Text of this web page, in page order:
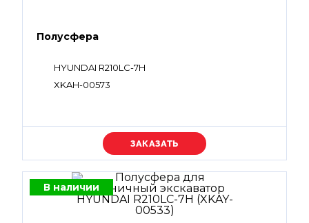
Полусфера
HYUNDAI R210LC-7H
XKAH-00573
Уточняйте цену
В наличии